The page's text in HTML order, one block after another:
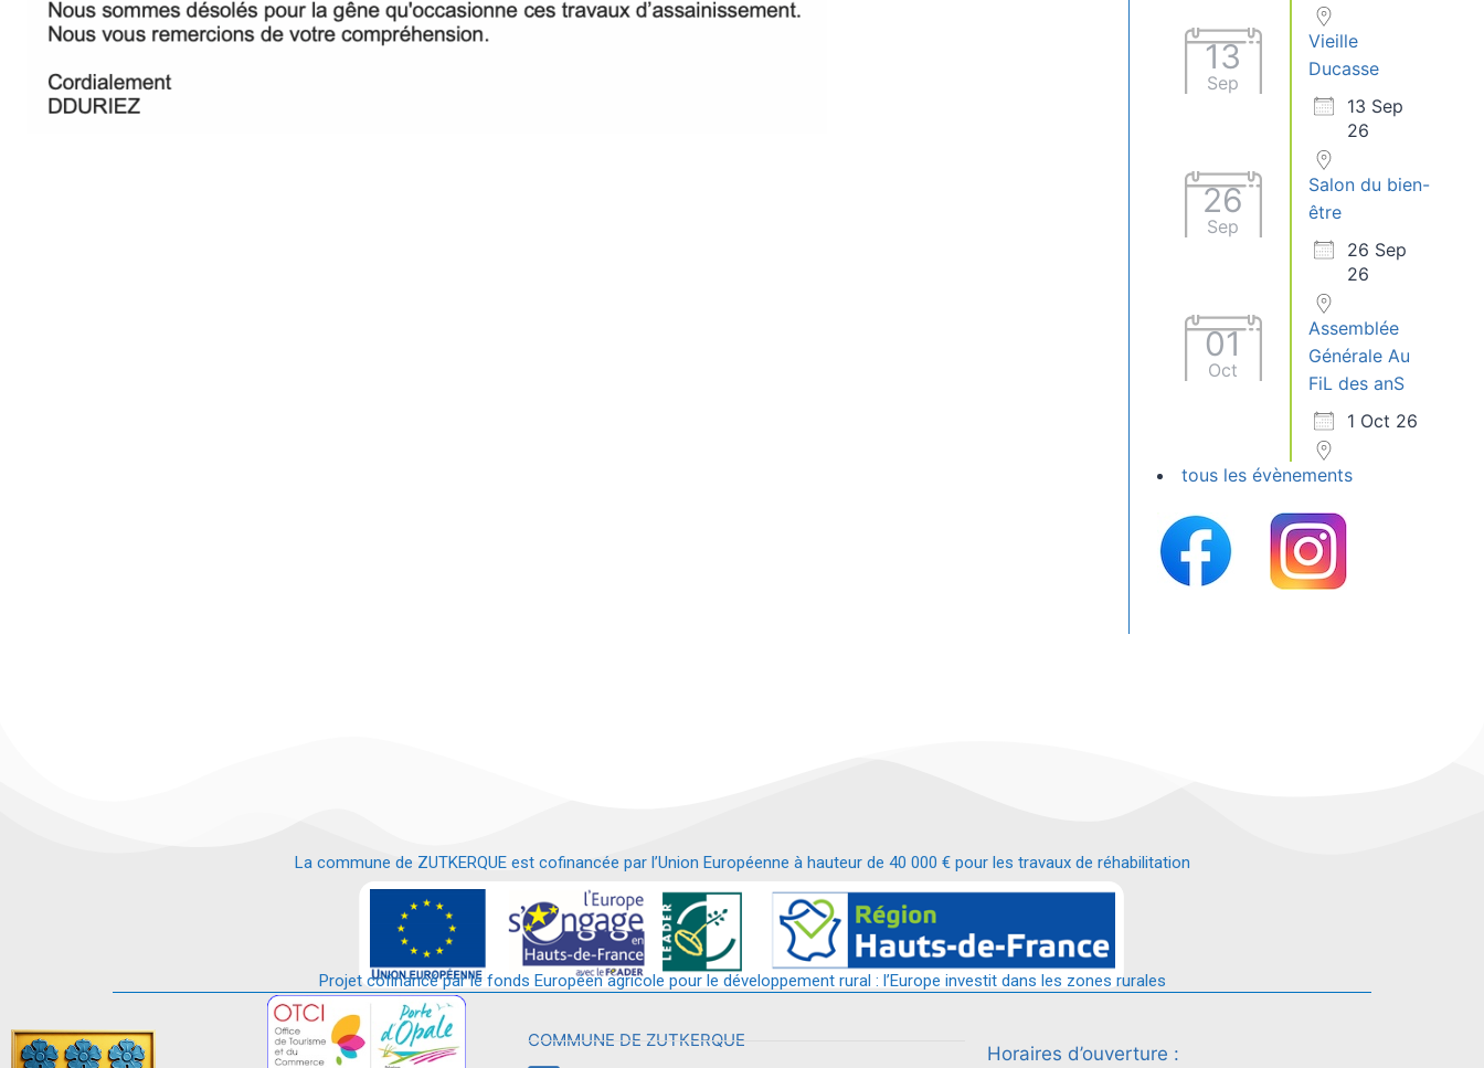
13
Sep
Vieille
Ducasse
13 Sep
26
26
Sep
Salon du bien-
être
26 Sep
26
01
Oct
Assemblée
Générale Au
FiL des anS
1 Oct 26
tous les évènements
La commune de ZUTKERQUE est cofinancée par l’Union Européenne à hauteur de 40 000 € pour les travaux de réhabilitation
et requalification d’un bâtiment en services et commerces de proximité.
Projet cofinancé par le fonds Européen agricole pour le développement rural : l’Europe investit dans les zones rurales
COMMUNE DE ZUTKERQUE
Horaires d’ouverture :